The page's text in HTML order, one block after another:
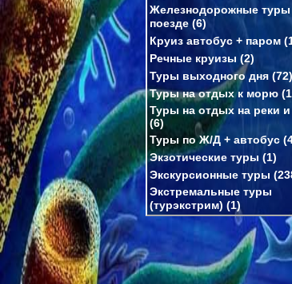
Железнодорожные туры
поезде (6)
Круиз автобус + паром
Речные круизы (2)
Туры выходного дня (72)
Туры на отдых к морю
Туры на отдых на реки и
(6)
Туры по Ж/Д + автобус
Экзотические туры (1)
Экскурсионные туры
Экстремальные туры
(турэкстрим) (1)